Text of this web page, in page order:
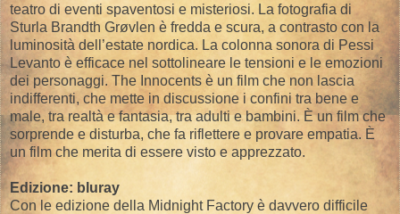
teatro di eventi spaventosi e misteriosi. La fotografia di
Sturla Brandth Grøvlen è fredda e scura, a contrasto con la
luminosità dell’estate nordica. La colonna sonora di Pessi
Levanto è efficace nel sottolineare le tensioni e le emozioni
dei personaggi. The Innocents è un film che non lascia
indifferenti, che mette in discussione i confini tra bene e
male, tra realtà e fantasia, tra adulti e bambini. È un film che
sorprende e disturba, che fa riflettere e provare empatia. È
un film che merita di essere visto e apprezzato.
Edizione: bluray
Con le edizione della Midnight Factory è davvero difficile